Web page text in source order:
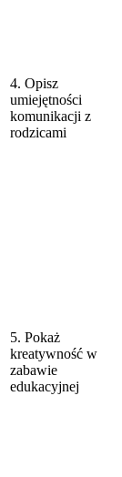
4. Opisz
umiejętności
komunikacji z
rodzicami
5. Pokaż
kreatywność w
zabawie
edukacyjnej